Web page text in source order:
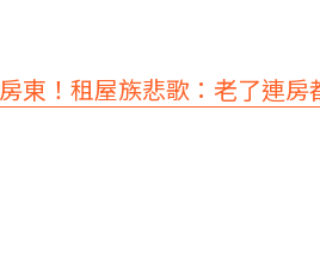
東！租屋族悲歌：老了連房